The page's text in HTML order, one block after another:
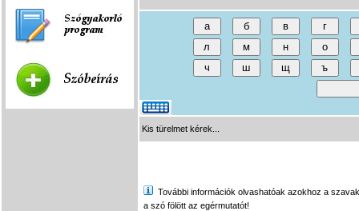
Kis türelmet kérek...
További információk olvashatóak azokhoz a
a szó fölött az egérmutatót!